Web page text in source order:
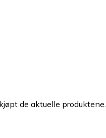
de aktuelle produktene.